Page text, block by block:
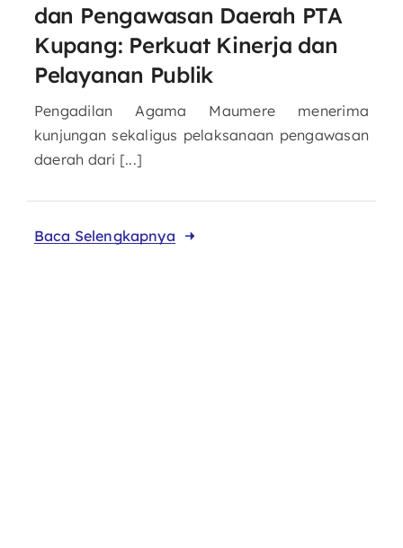
dan Pengawasan Daerah PTA
Kupang: Perkuat Kinerja dan
Pelayanan Publik
Pengadilan Agama Maumere menerima
kunjungan sekaligus pelaksanaan pengawasan
daerah dari [...]
Baca Selengkapnya